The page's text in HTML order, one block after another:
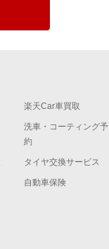
楽天Car車買取
洗車・コーティング予
約
タイヤ交換サービス
自動車保険